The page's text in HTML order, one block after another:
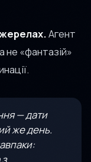
Агент
не «фантазій»
— дати
же день.